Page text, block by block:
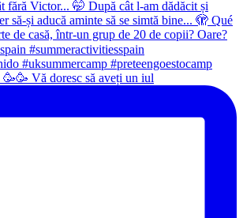
Vă doresc să aveți un iul